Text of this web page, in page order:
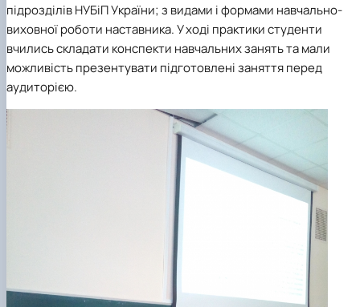
підрозділів НУБіП України; з видами і формами навчально-
виховної роботи наставника. У ході практики студенти
вчились складати конспекти навчальних занять та мали
можливість презентувати підготовлені заняття перед
аудиторією.